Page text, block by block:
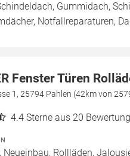
Gummidach,
Notfallreparaturen,
Fenster Türen
1, 25794 Pahlen (42km von
4.4 Sterne aus 20
Neueinbau, Rollläden,